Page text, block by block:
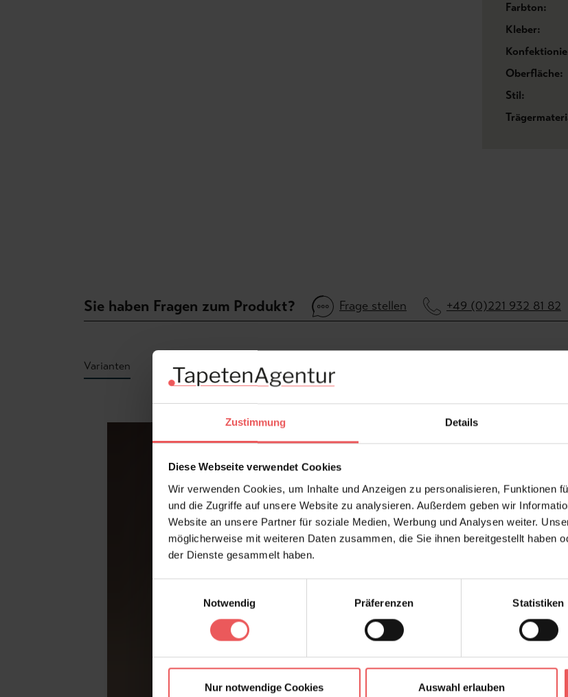
Zustimmung Details
Diese Webseite verwendet Cookies
Wir verwenden Cookies, um Inhalte und Anzeigen zu personalisieren, Funktionen
und die Zugriffe auf unsere Website zu analysieren. Außerdem geben wir
Website an unsere Partner für soziale Medien, Werbung und Analysen weiter.
möglicherweise mit weiteren Daten zusammen, die Sie ihnen bereitgestellt haben
der Dienste gesammelt haben.
Notwendig
Präferenzen Statistiken
Nur notwendige Cookies Auswahl erlauben
Farbton:
Kleber:
Oberfläche:
Stil:
Sie haben Fragen zum Produkt? Frage stellen +49 (0)221 932 81 82
Varianten
Produktgalerie überspringen